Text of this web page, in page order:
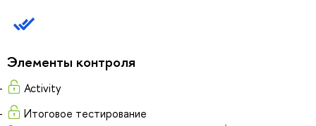
Элементы контроля
Activity
Итоговое тестирование